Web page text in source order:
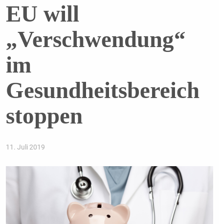
EU will
„Verschwendung“
im
Gesundheitsbereich
stoppen
11. Juli 2019